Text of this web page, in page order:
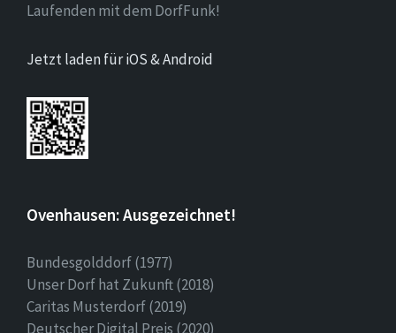
Laufenden mit dem DorfFunk!
Jetzt laden für iOS & Android
Ovenhausen: Ausgezeichnet!
Bundesgolddorf (1977)
Unser Dorf hat Zukunft (2018)
Caritas Musterdorf (2019)
Deutscher Digital Preis (2020)